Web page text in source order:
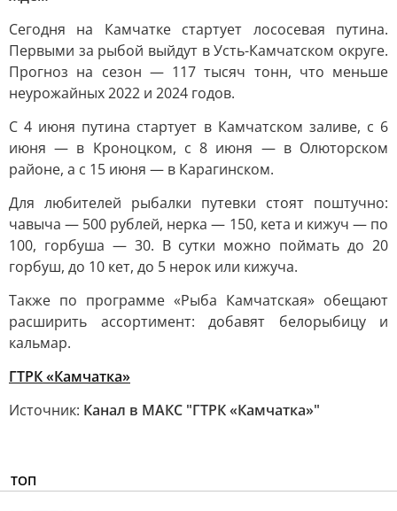
Сегодня на Камчатке стартует лососевая путина.
Первыми за рыбой выйдут в Усть-Камчатском округе.
Прогноз на сезон — 117 тысяч тонн, что меньше
неурожайных 2022 и 2024 годов.
С 4 июня путина стартует в Камчатском заливе, с 6
июня — в Кроноцком, с 8 июня — в Олюторском
районе, а с 15 июня — в Карагинском.
Для любителей рыбалки путевки стоят поштучно:
чавыча — 500 рублей, нерка — 150, кета и кижуч — по
100, горбуша — 30. В сутки можно поймать до 20
горбуш, до 10 кет, до 5 нерок или кижуча.
Также по программе «Рыба Камчатская» обещают
расширить ассортимент: добавят белорыбицу и
кальмар.
ГТРК «Камчатка»
Источник: Канал в МАКС "ГТРК «Камчатка»"
ТОП